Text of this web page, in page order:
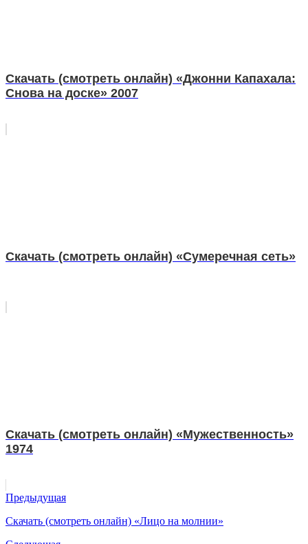
Скачать (смотреть онлайн) «Джонни Капахала:
Снова на доске» 2007
Скачать (смотреть онлайн) «Сумеречная сеть»
Скачать (смотреть онлайн) «Мужественность»
1974
Предыдущая
Скачать (смотреть онлайн) «Лицо на молнии»